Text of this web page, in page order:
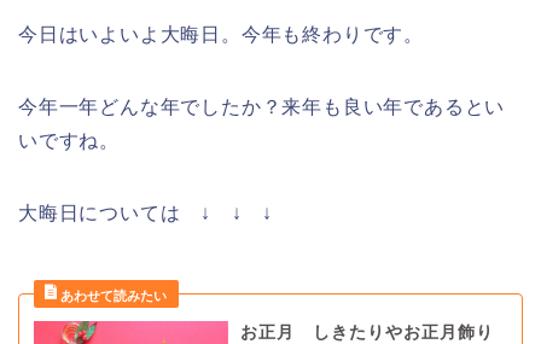
今日はいよいよ大晦日。今年も終わりです。
今年一年どんな年でしたか？来年も良い年であるとい
いですね。
大晦日については ↓ ↓ ↓
お正月 しきたりやお正月飾り